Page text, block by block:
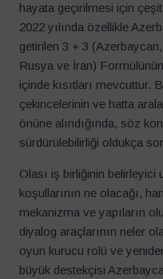
hayata geçirilmesi için
2022 yılında özellikle
getirilen 3 + 3
Rusya ve İran)
içinde kısıtları mevcuttur.
çekincelerinin ve hatta
önüne alındığında, söz
sürdürülebilirliği oldukça
Olası iş birliğinin belirleyici
koşullarının ne olacağı,
mekanizma ve yapıların
diyalog araçlarının neler
oyun kurucu rolü ve
büyük destekçisi